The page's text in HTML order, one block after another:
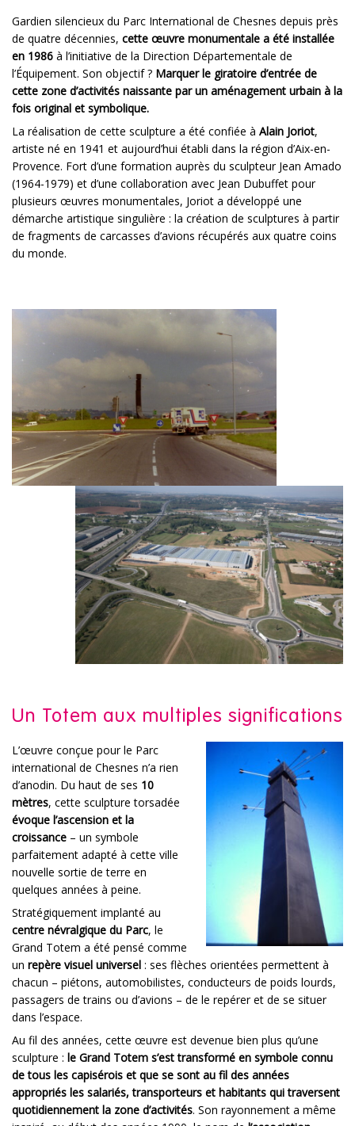
Gardien silencieux du Parc International de Chesnes depuis près
de quatre décennies, cette œuvre monumentale a été installée
en 1986 à l’initiative de la Direction Départementale de
l’Équipement. Son objectif ? Marquer le giratoire d’entrée de
cette zone d’activités naissante par un aménagement urbain à la
fois original et symbolique.
La réalisation de cette sculpture a été confiée à Alain Joriot,
artiste né en 1941 et aujourd’hui établi dans la région d’Aix-en-
Provence. Fort d’une formation auprès du sculpteur Jean Amado
(1964-1979) et d’une collaboration avec Jean Dubuffet pour
plusieurs œuvres monumentales, Joriot a développé une
démarche artistique singulière : la création de sculptures à partir
de fragments de carcasses d’avions récupérés aux quatre coins
du monde.
Un Totem aux multiples significations
L’œuvre conçue pour le Parc
international de Chesnes n’a rien
d’anodin. Du haut de ses 10
mètres, cette sculpture torsadée
évoque l’ascension et la
croissance – un symbole
parfaitement adapté à cette ville
nouvelle sortie de terre en
quelques années à peine.
Stratégiquement implanté au
centre névralgique du Parc, le
Grand Totem a été pensé comme
un repère visuel universel : ses flèches orientées permettent à
chacun – piétons, automobilistes, conducteurs de poids lourds,
passagers de trains ou d’avions – de le repérer et de se situer
dans l’espace.
Au fil des années, cette œuvre est devenue bien plus qu’une
sculpture : le Grand Totem s’est transformé en symbole connu
de tous les capisérois et que se sont au fil des années
appropriés les salariés, transporteurs et habitants qui traversent
quotidiennement la zone d’activités. Son rayonnement a même